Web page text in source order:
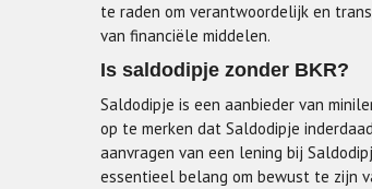
te raden om verantwoordelijk en
van financiële middelen.
Is saldodipje zonder BKR?
Saldodipje is een aanbieder van
op te merken dat Saldodipje
aanvragen van een lening bij
essentieel belang om bewust te zijn